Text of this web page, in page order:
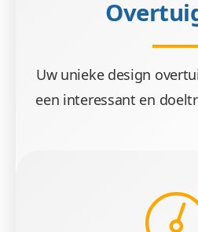
Uw unieke design
een interessant en